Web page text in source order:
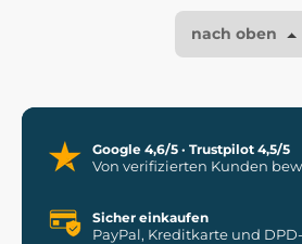
nach oben
Google 4,6/5 · Trustpilot 4,5/5
Von verifizierten Kunden
Sicher einkaufen
PayPal, Kreditkarte und